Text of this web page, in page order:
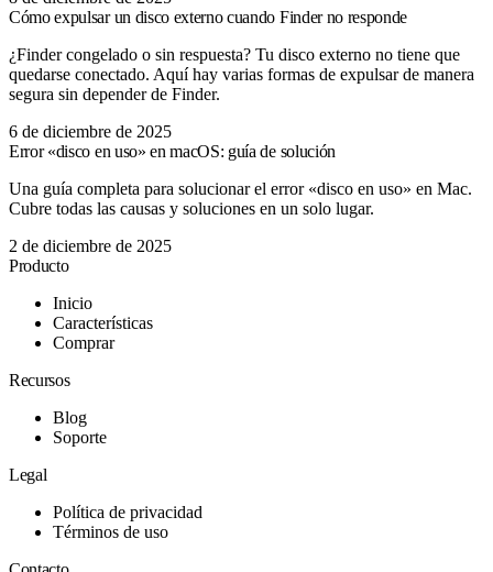
Cómo expulsar un disco externo cuando Finder no responde
¿Finder congelado o sin respuesta? Tu disco externo no tiene que
quedarse conectado. Aquí hay varias formas de expulsar de manera
segura sin depender de Finder.
6 de diciembre de 2025
Error «disco en uso» en macOS: guía de solución
Una guía completa para solucionar el error «disco en uso» en Mac.
Cubre todas las causas y soluciones en un solo lugar.
2 de diciembre de 2025
Producto
Inicio
Características
Comprar
Recursos
Blog
Soporte
Legal
Política de privacidad
Términos de uso